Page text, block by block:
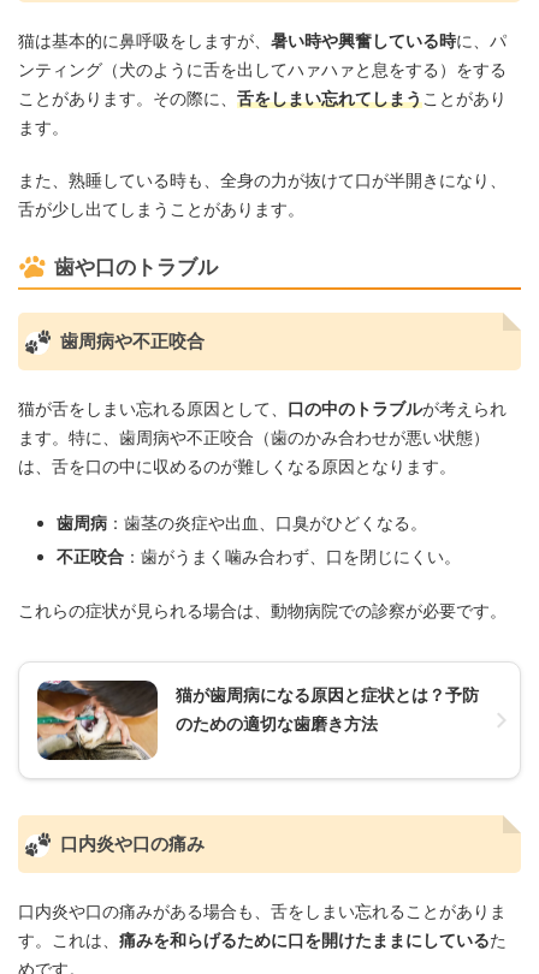
猫は基本的に鼻呼吸をしますが、 暑い時や興奮している時に、パ
ンティング（犬のように舌を出してハァハァと息をする）をする
ことがあります。その際に、 舌をしまい忘れてしまうことがあり
ます。
また、熟睡している時も、全身の力が抜けて口が半開きになり、
舌が少し出てしまうことがあります。
歯や口のトラブル
歯周病や不正咬合
猫が舌をしまい忘れる原因として、 口の中のトラブルが考えられ
ます。特に、歯周病や不正咬合（歯のかみ合わせが悪い状態）
は、舌を口の中に収めるのが難しくなる原因となります。
歯周病 ：歯茎の炎症や出血、口臭がひどくなる。
不正咬合 ：歯がうまく噛み合わず、口を閉じにくい。
これらの症状が見られる場合は、動物病院での診察が必要です。
猫が歯周病になる原因と症状とは？予防
のための適切な歯磨き方法
口内炎や口の痛み
口内炎や口の痛みがある場合も、舌をしまい忘れることがありま
す。これは、 痛みを和らげるために口を開けたままにしているた
めです。